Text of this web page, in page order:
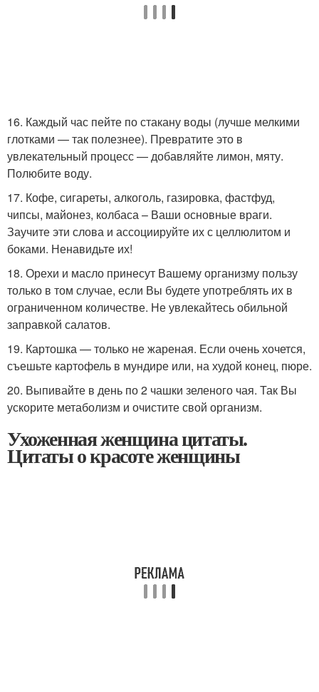
16. Каждый час пейте по стакану воды (лучше мелкими
глотками — так полезнее). Превратите это в
увлекательный процесс — добавляйте лимон, мяту.
Полюбите воду.
17. Кофе, сигареты, алкоголь, газировка, фастфуд,
чипсы, майонез, колбаса – Ваши основные враги.
Заучите эти слова и ассоциируйте их с целлюлитом и
боками. Ненавидьте их!
18. Орехи и масло принесут Вашему организму пользу
только в том случае, если Вы будете употреблять их в
ограниченном количестве. Не увлекайтесь обильной
заправкой салатов.
19. Картошка — только не жареная. Если очень хочется,
съешьте картофель в мундире или, на худой конец, пюре.
20. Выпивайте в день по 2 чашки зеленого чая. Так Вы
ускорите метаболизм и очистите свой организм.
Ухоженная женщина цитаты.
Цитаты о красоте женщины